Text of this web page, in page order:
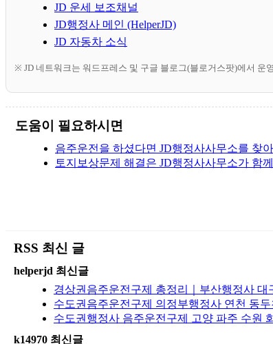
JD 운세 보조채널
JD행정사 메인 (HelperJD)
JD 자동차 소식
※ JD 네트워크는 워드프레스 및 구글 블로그(블로거스팟)에서 운
도움이 필요하시면
음주운전을 하셨다면 JD행정사사무소를 찾
토지보상문제 해결은 JD행정사사무소가 함
RSS 최신 글
helperjd 최신글
경상권음주운전구제 총정리｜부산행정사
수도권음주운전구제 의정부행정사 연천 동
수도권행정사 음주운전구제 고양 파주 수원
k14970 최신글